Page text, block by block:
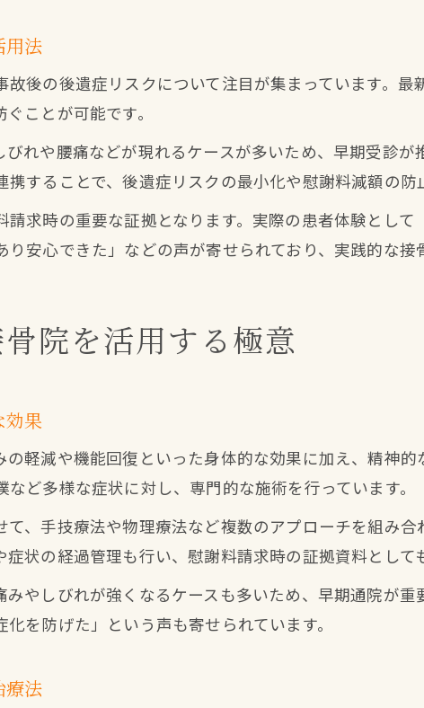
用法
後の後遺症リスクについて注目が集まっています。最
ことが可能です。
れや腰痛などが現れるケースが多いため、早期受診
することで、後遺症リスクの最小化や慰謝料減額の防
求時の重要な証拠となります。実際の患者体験とし
安心できた」などの声が寄せられており、実践的な接
院を活用する極意
効果
軽減や機能回復といった身体的な効果に加え、精神
ど多様な症状に対し、専門的な施術を行っています。
、手技療法や物理療法など複数のアプローチを組み
状の経過管理も行い、慰謝料請求時の証拠資料として
やしびれが強くなるケースも多いため、早期通院が
を防げた」という声も寄せられています。
療法